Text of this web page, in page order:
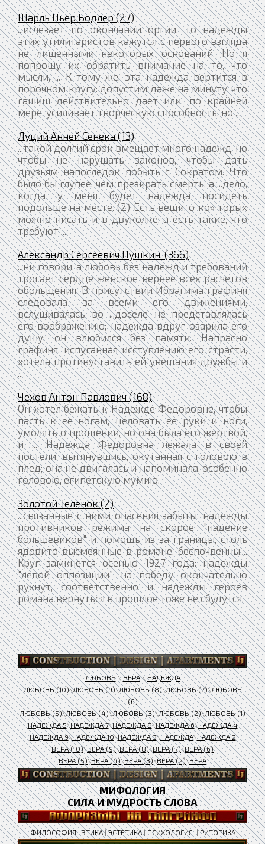
Шарль Пьер Бодлер (27)
...исчезает по окончании оргии, то надежды
этих утилитаристов кажутся с первого взгляда
не лишенными некоторых оснований. Но я
попрошу их обратить внимание на то, что
мысли, ... К тому же, эта надежда вертится в
порочном кругу: допустим даже на минуту, что
гашиш действительно дает или, по крайней
мере, усиливает творческую способность, но ...
Луций Анней Сенека (13)
...такой долгий срок вмещает много надежд, но
чтобы не нарушать законов, чтобы дать
друзьям напоследок побыть с Сократом. Что
было бы глупее, чем презирать смерть, а ...дело,
когда у меня будет надежда посидеть
подольше на месте. (2) Есть вещи, о ко» торых
можно писать и в двуколке; а есть такие, что
требуют ...
Александр Сергеевич Пушкин. (366)
...ни говори, а любовь без надежд и требований
трогает сердце женское вернее всех расчетов
обольщения. В присутствии Ибрагима графиня
следовала за всеми его движениями,
вслушивалась во ...доселе не представлялась
его воображению; надежда вдруг озарила его
душу; он влюбился без памяти. Напрасно
графиня, испуганная исступлению его страсти,
хотела противуставить ей увещания дружбы и
...
Чехов Антон Павлович (168)
Он хотел бежать к Надежде Федоровне, чтобы
пасть к ее ногам, целовать ее руки и ноги,
умолять о прощении, но она была его жертвой,
и ... Надежда Федоровна лежала в своей
постели, вытянувшись, окутанная с головою в
плед; она не двигалась и напоминала, особенно
головою, египетскую мумию.
Золотой Теленок (2)
...связанные с ними опасения забыты, надежды
противников режима на скорое "падение
большевиков" и помощь из за границы, столь
ядовито высмеянные в романе, беспочвенны....
Круг замкнется осенью 1927 года: надежды
"левой оппозиции" на победу окончательно
рухнут, соответственно и надежды героев
романа вернуться в прошлое тоже не сбудутся.
ЛЮБОВЬ\ВЕРА\НАДЕЖДА
ЛЮБОВЬ (10)\ЛЮБОВЬ (9)\ЛЮБОВЬ (8)\ЛЮБОВЬ (7)\ЛЮБОВЬ
(6)
ЛЮБОВЬ (5)\ЛЮБОВЬ (4)\ЛЮБОВЬ (3)\ЛЮБОВЬ (2)\ЛЮБОВЬ (1)
НАДЕЖДА 5\НАДЕЖДА 7\НАДЕЖДА 8\НАДЕЖДА 6\НАДЕЖДА 4
НАДЕЖДА 9\НАДЕЖДА 10\НАДЕЖДА 3\НАДЕЖДА\НАДЕЖДА 2
ВЕРА (10)\ВЕРА (9)\ВЕРА (8)\ВЕРА (7)\ВЕРА (6)
ВЕРА (5)\ВЕРА (4)\ВЕРА (3)\ВЕРА (2)\ВЕРА
МИФОЛОГИЯ
СИЛА И МУДРОСТЬ СЛОВА
ФИЛОСОФИЯ|ЭТИКА|ЭСТЕТИКА|ПСИХОЛОГИЯ|РИТОРИКА